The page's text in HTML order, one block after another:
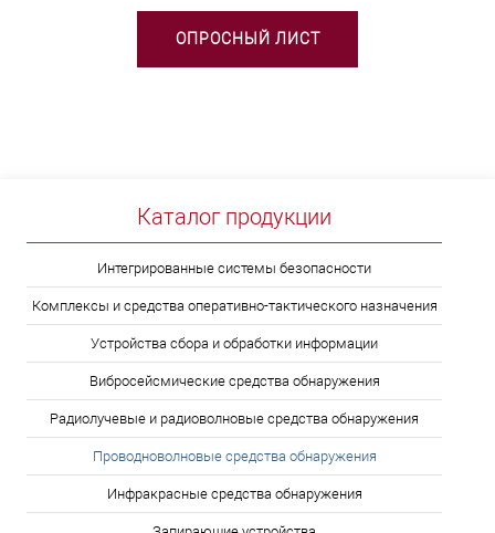
ОПРОСНЫЙ ЛИСТ
Каталог продукции
Интегрированные системы безопасности
Комплексы и средства оперативно-тактического назначения
Устройства сбора и обработки информации
Вибросейсмические средства обнаружения
Радиолучевые и радиоволновые средства обнаружения
Проводноволновые средства обнаружения
Инфракрасные средства обнаружения